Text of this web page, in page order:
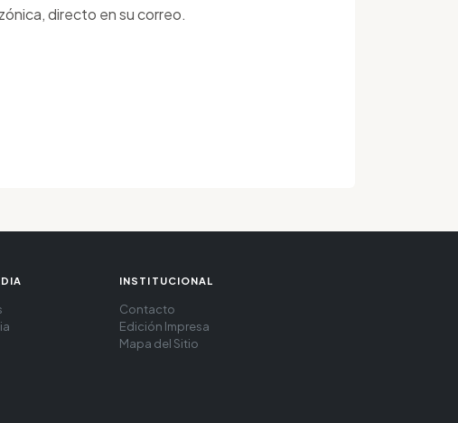
directo en su correo.
INSTITUCIONAL
Contacto
Edición Impresa
Mapa del Sitio